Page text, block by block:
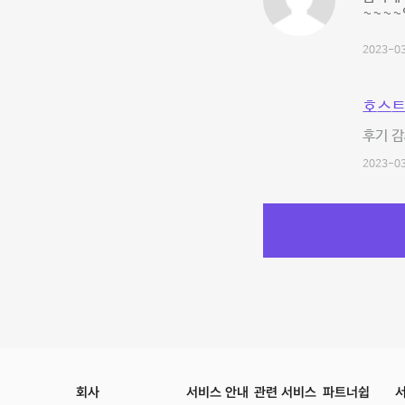
~~~~
2023-
호스
후기
2023-
회사 서비스 안내 관련 서비스 파트너쉽